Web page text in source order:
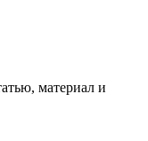
материал и